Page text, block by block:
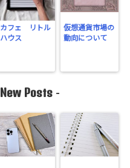
カフェ リトル
ハウス
仮想通貨市場の
動向について
New Posts -